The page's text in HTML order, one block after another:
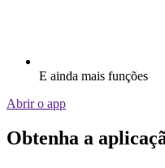
E ainda mais funções
Abrir o app
Obtenha a